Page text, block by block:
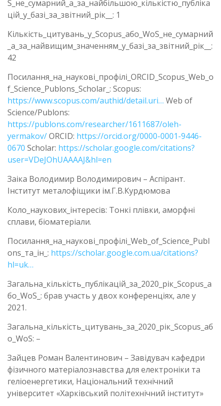
S_не_сумарний_а_за_найбільшою_кількістю_публіка
цій_у_базі_за_звітний_рік__: 1
Кількість_цитувань_у_Scopus_або_WoS_не_сумарний
_а_за_найвищим_значенням_у_базі_за_звітний_рік__:
42
Посилання_на_наукові_профілі_ORCID_Scopus_Web_o
f_Science_Publons_Scholar_: Scopus:
https://www.scopus.com/authid/detail.uri… Web of
Science/Publons:
https://publons.com/researcher/1611687/oleh-
yermakov/ORCID: https://orcid.org/0000-0001-9446-
0670 Scholar: https://scholar.google.com/citations?
user=VDeJOhUAAAAJ&hl=en
Заіка Володимир Володимирович – Аспірант.
Інститут металофіщики ім.Г.В.Курдюмова
Коло_наукових_інтересів: Тонкі плівки, аморфні
сплави, біоматеріали.
Посилання_на_наукові_профілі_Web_of_Science_Publ
ons_та_ін_: https://scholar.google.com.ua/citations?
hl=uk…
Загальна_кількість_публікацій_за_2020_рік_Scopus_а
бо_WoS_: брав участь у двох конференціях, але у
2021.
Загальна_кількість_цитувань_за_2020_рік_Scopus_аб
о_WoS: –
Зайцев Роман Валентинович – Завідувач кафедри
фізичного матеріалознавства для електроніки та
геліоенергетики, Національний технічний
університет «Харківський політехнічний інститут»